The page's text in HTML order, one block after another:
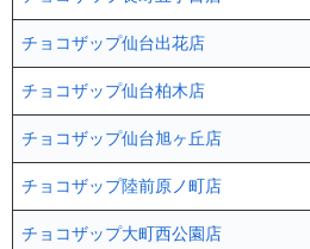
チョコザップ仙台出花店
チョコザップ仙台柏木店
チョコザップ仙台旭ヶ丘店
チョコザップ陸前原ノ町店
チョコザップ大町西公園店